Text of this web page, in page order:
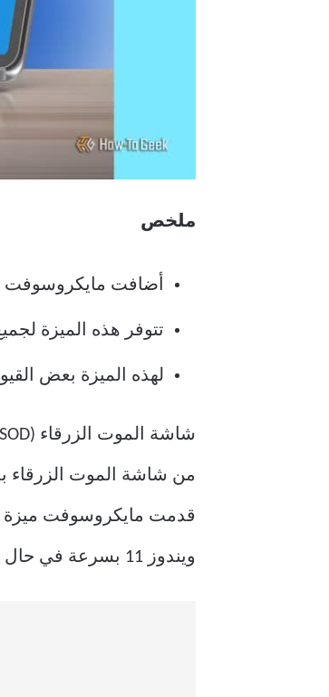
ملخص
أضافت مايكروسوفت
تتوفر هذه الميزة لجميع إصدارات
لهذه الميزة بعض
من شاشة الموت الزرقاء
قدمت مايكروسوفت ميزة
ويندوز 11 بسرعة في حال فشل الإقلاع بشكل صحيح.